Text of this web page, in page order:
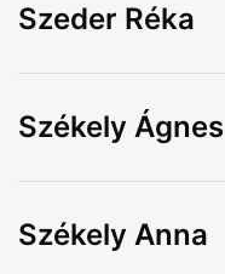
Szeder Réka
Székely Ágnes
Székely Anna